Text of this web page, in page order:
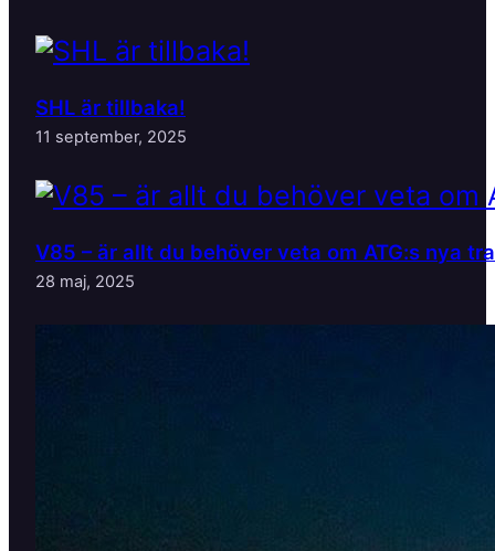
SHL är tillbaka!
11 september, 2025
V85 – är allt du behöver veta om ATG:s nya
28 maj, 2025